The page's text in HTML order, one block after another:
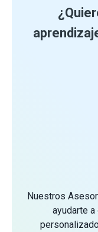
Nuestros
ayudarte a